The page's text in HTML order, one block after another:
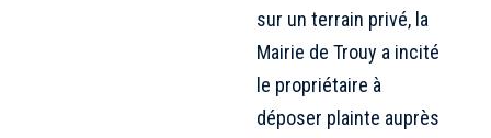
sur un terrain privé, la
Mairie de Trouy a incité
le propriétaire à
déposer plainte auprès